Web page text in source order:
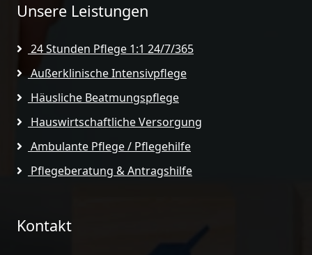
Unsere Leistungen
24 Stunden Pflege 1:1 24/7/365
Außerklinische Intensivpflege
Häusliche Beatmungspflege
Hauswirtschaftliche Versorgung
Ambulante Pflege / Pflegehilfe
Pflegeberatung & Antragshilfe
Kontakt